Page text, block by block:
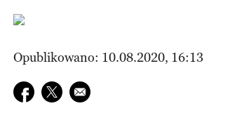
Opublikowano: 10.08.2020, 16:13
Udostępnij na facebook
Udostępnij na twitter
E-mail do przyjaciela